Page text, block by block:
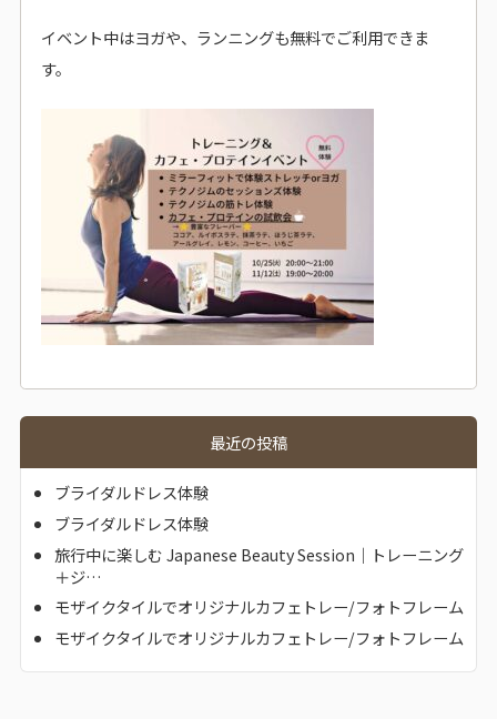
イベント中はヨガや、ランニングも無料でご利用できま
す。
最近の投稿
ブライダルドレス体験
ブライダルドレス体験
旅行中に楽しむ Japanese Beauty Session｜トレーニング
＋ジ…
モザイクタイルでオリジナルカフェトレー/フォトフレーム
モザイクタイルでオリジナルカフェトレー/フォトフレーム